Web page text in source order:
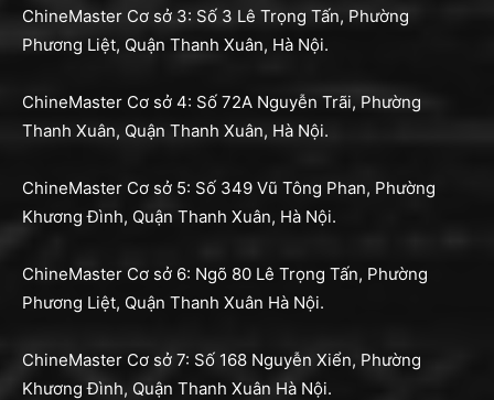
ChineMaster Cơ sở 3: Số 3 Lê Trọng Tấn, Phường
Phương Liệt, Quận Thanh Xuân, Hà Nội.
ChineMaster Cơ sở 4: Số 72A Nguyễn Trãi, Phường
Thanh Xuân, Quận Thanh Xuân, Hà Nội.
ChineMaster Cơ sở 5: Số 349 Vũ Tông Phan, Phường
Khương Đình, Quận Thanh Xuân, Hà Nội.
ChineMaster Cơ sở 6: Ngõ 80 Lê Trọng Tấn, Phường
Phương Liệt, Quận Thanh Xuân Hà Nội.
ChineMaster Cơ sở 7: Số 168 Nguyễn Xiển, Phường
Khương Đình, Quận Thanh Xuân Hà Nội.